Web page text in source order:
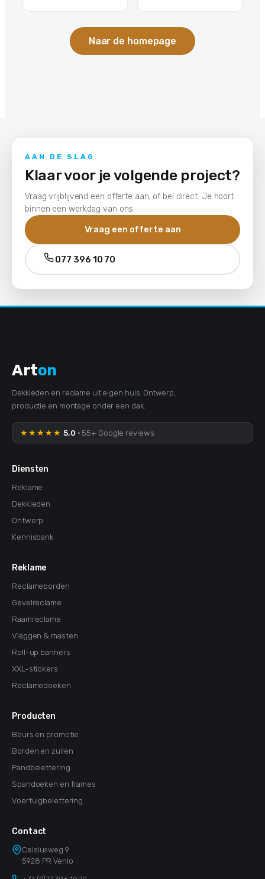
Naar de homepage
AAN DE SLAG
Klaar voor je volgende project?
Vraag vrijblijvend een offerte aan, of bel direct. Je hoort
binnen een werkdag van ons.
Vraag een offerte aan
077 396 10 70
Arton
Dekkleden en reclame uit eigen huis. Ontwerp,
productie en montage onder een dak.
★★★★★ 5,0 · 55+ Google reviews
Diensten
Reklame
Dekkleden
Ontwerp
Kennisbank
Reklame
Reclameborden
Gevelreclame
Raamreclame
Vlaggen & masten
Roll-up banners
XXL-stickers
Reclamedoeken
Producten
Beurs en promotie
Borden en zuilen
Pandbelettering
Spandoeken en frames
Voertuigbelettering
Contact
Celsiusweg 9
5928 PR Venlo